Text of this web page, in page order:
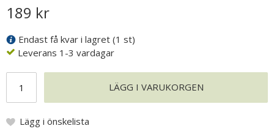
189 kr
Endast få kvar i lagret (1 st)
Leverans 1-3 vardagar
LÄGG I VARUKORGEN
Lägg i önskelista